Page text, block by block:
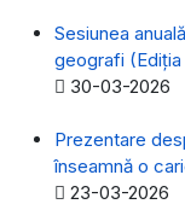
Sesiunea
geografi (Ediția
Detalii
30-03-2026
Prezentare
înseamnă o
Detalii
23-03-2026